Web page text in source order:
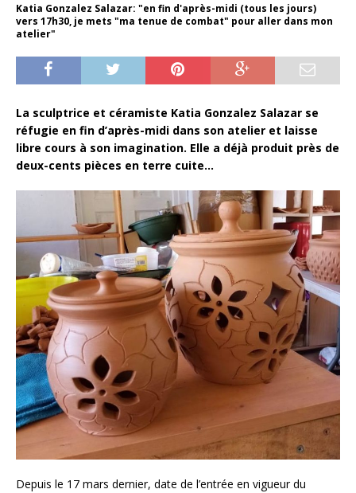
Katia Gonzalez Salazar: "en fin d'après-midi (tous les jours)
vers 17h30, je mets "ma tenue de combat" pour aller dans mon
atelier"
La sculptrice et céramiste Katia Gonzalez Salazar se
réfugie en fin d’après-midi dans son atelier et laisse
libre cours à son imagination. Elle a déjà produit près de
deux-cents pièces en terre cuite…
Depuis le 17 mars dernier, date de l’entrée en vigueur du